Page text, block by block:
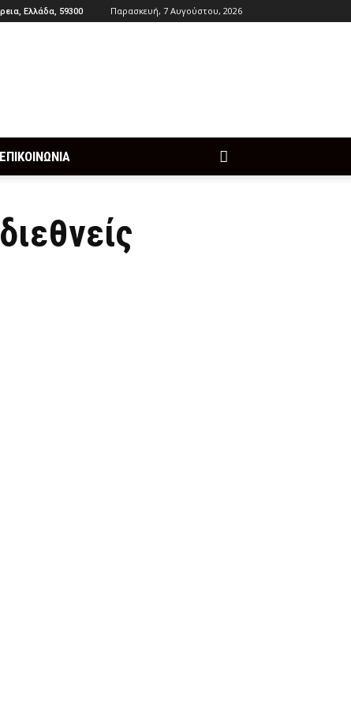
Ελλάδα, 59300 Παρασκευή, 7 Αυγούστου, 2026
ΕΠΙΚΟΙΝΩΝΙΑ